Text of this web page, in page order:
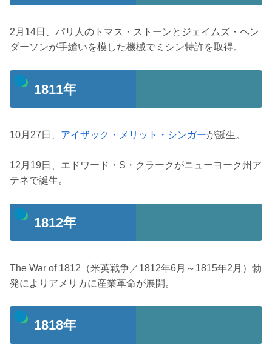
2月14日、パリ人のトマス・ストーンとジェイムズ・ヘン
ダーソンが手縫いを模した機械でミシン特許を取得。
1811年
10月27日、 アイザック・メリット・シンガーが誕生。
12月19日、エドワード・S・クラークがニューヨーク州ア
テネで誕生。
1812年
The War of 1812（米英戦争／1812年6月～1815年2月）勃
発によりアメリカに産業革命が展開。
1818年